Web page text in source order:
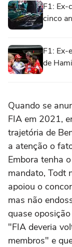
F1: Ex-
cinco
F1: Ex-
de
Quando se
FIA em 2021,
trajetória de
a atenção o
Embora tenha
mandato, Todt
apoiou o
mas não
quase
"FIA deveria
membros" e